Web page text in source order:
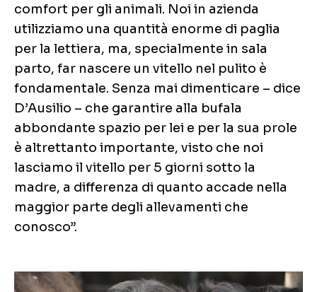
comfort per gli animali. Noi in azienda
utilizziamo una quantità enorme di paglia
per la lettiera, ma, specialmente in sala
parto, far nascere un vitello nel pulito è
fondamentale. Senza mai dimenticare – dice
D’Ausilio – che garantire alla bufala
abbondante spazio per lei e per la sua prole
è altrettanto importante, visto che noi
lasciamo il vitello per 5 giorni sotto la
madre, a differenza di quanto accade nella
maggior parte degli allevamenti che
conosco”.